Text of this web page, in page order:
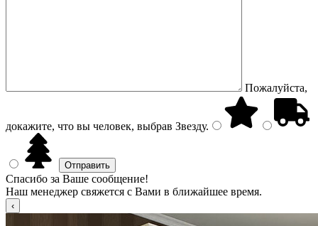
Пожалуйста,
докажите, что вы человек, выбрав Звезду.
Спасибо за Ваше сообщение!
Наш менеджер свяжется с Вами в ближайшее время.